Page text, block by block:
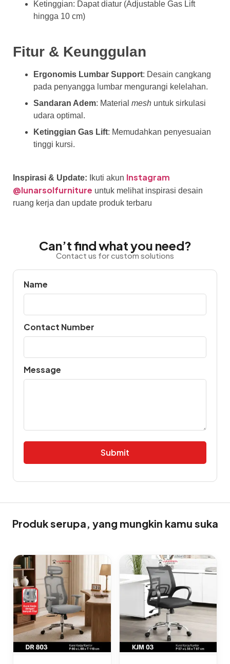
Ketinggian: Dapat diatur (Adjustable Gas Lift
hingga 10 cm)
Fitur & Keunggulan
Ergonomis Lumbar Support: Desain cangkang
pada penyangga lumbar mengurangi kelelahan.
Sandaran Adem: Material mesh untuk sirkulasi
udara optimal.
Ketinggian Gas Lift: Memudahkan penyesuaian
tinggi kursi.
Inspirasi & Update: Ikuti akun Instagram
@lunarsolfurniture untuk melihat inspirasi desain
ruang kerja dan update produk terbaru
Can’t find what you need?
Contact us for custom solutions
Name
Contact Number
Message
Produk serupa, yang mungkin kamu suka